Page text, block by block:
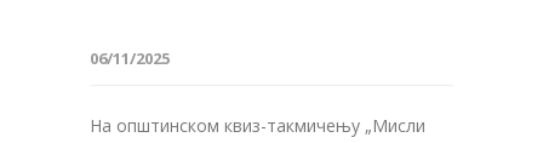
06/11/2025
На општинском квиз-такмичењу „Мисли